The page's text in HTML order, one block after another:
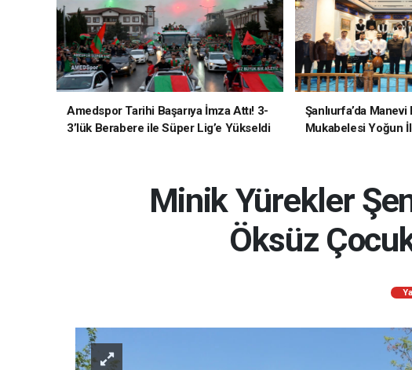
Amedspor Tarihi Başarıya İmza Attı! 3-
3’lük Berabere ile Süper Lig’e Yükseldi
Şanlıurfa’da
Mukabelesi Yoğun
Minik Yürekler
Öksüz